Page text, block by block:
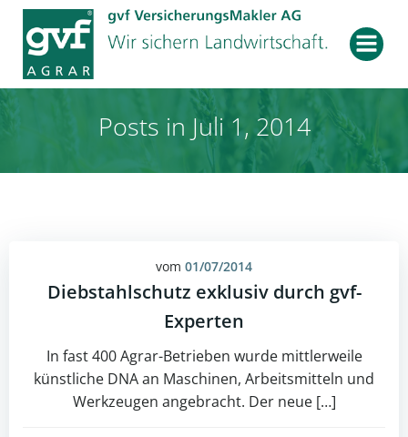
Zum
Inhalt
springen
Posts in Juli 1, 2014
vom 01/07/2014
Diebstahlschutz exklusiv durch gvf-
Experten
In fast 400 Agrar-Betrieben wurde mittlerweile
künstliche DNA an Maschinen, Arbeitsmitteln und
Werkzeugen angebracht. Der neue […]